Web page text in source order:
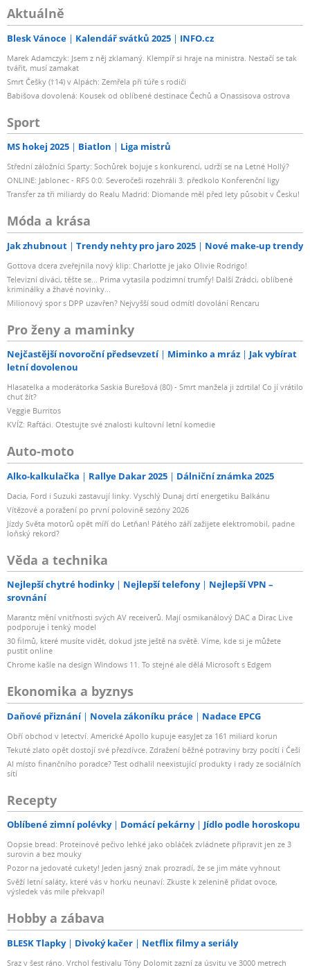
Aktuálně
Blesk Vánoce Kalendář svátků 2025 INFO.cz
Marek Adamczyk: Jsem z něj zklamaný. Klempíř si hraje na ministra. Nestačí se tak
tvářit, musí zamakat
Smrt Češky (†14) v Alpách: Zemřela při túře s rodiči
Babišova dovolená: Kousek od oblíbené destinace Čechů a Onassisova ostrova
Sport
MS hokej 2025 Biatlon Liga mistrů
Střední záložníci Sparty: Sochůrek bojuje s konkurencí, udrží se na Letné Hollý?
ONLINE: Jablonec - RFS 0:0. Severočeši rozehráli 3. předkolo Konferenční ligy
Transfer za tři miliardy do Realu Madrid: Diomande měl před lety působit v Česku!
Móda a krása
Jak zhubnout Trendy nehty pro jaro 2025 Nové make-up trendy
Gottova dcera zveřejnila nový klip: Charlotte je jako Olivie Rodrigo!
Televizní diváci, těšte se... Prima vytasila podzimní trumfy! Další Zrádci, oblíbené
kriminálky a žhavé novinky...
Milionový spor s DPP uzavřen? Nejvyšší soud odmítl dovolání Rencaru
Pro ženy a maminky
Nejčastější novoroční předsevzetí Miminko a mráz
Jak vybírat
letní dovolenou
Hlasatelka a moderátorka Saskia Burešová (80) - Smrt manžela ji zdrtila! Co jí vrátilo
chuť žít?
Veggie Burritos
KVÍZ: Rafťáci. Otestujte své znalosti kultovní letní komedie
Auto-moto
Alko-kalkulačka Rallye Dakar 2025 Dálniční známka 2025
Dacia, Ford i Suzuki zastavují linky. Vyschlý Dunaj drtí energetiku Balkánu
Vítězové a poražení po první polovině sezóny 2026
Jízdy Světa motorů opět míří do Letňan! Pátého září zažijete elektromobil, padne
loňský rekord?
Věda a technika
Nejlepší chytré hodinky Nejlepší telefony
Nejlepší VPN –
srovnání
Marantz mění vnitřnosti svých AV receiverů. Mají osmikanálový DAC a Dirac Live
podporuje i tenký model
30 filmů, které musíte vidět, dokud jste ještě na světě. Víme, kde si je můžete
pustit online
Chrome kašle na design Windows 11. To stejné ale dělá Microsoft s Edgem
Ekonomika a byznys
Daňové přiznání Novela zákoníku práce Nadace EPCG
Obří obchod v letectví. Americké Apollo kupuje easyJet za 161 miliard korun
Tekuté zlato opět dostojí své přezdívce. Zdražení běžné potraviny brzy pocítí i Češi
AI místo finančního poradce? Test odhalil neexistující produkty i rady ze sociálních
sítí
Recepty
Oblíbené zimní polévky Domácí pekárny Jídlo podle horoskopu
Oopsie bread: Proteinové pečivo lehké jako obláček zvládnete připravit jen ze 3
surovin a bez mouky
Pozor na jedovaté cukety! Jeden jasný znak prozradí, že se jim máte vyhnout
Svěží letní saláty, které vás v horku neunaví: Zkuste k zelenině přidat ovoce,
výsledek vás mile překvapí!
Hobby a zábava
BLESK Tlapky Divoký kačer Netflix filmy a seriály
Sraz v šest ráno. Vrchol festivalu Tóny Dolomit zazní za úsvitu ve 3000 metrech